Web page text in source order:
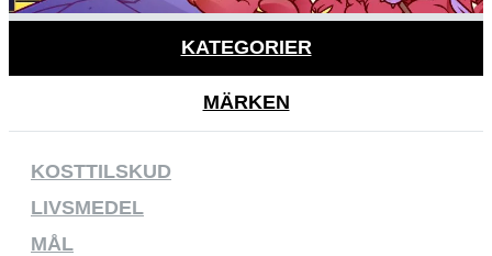
KATEGORIER
MÄRKEN
KOSTTILSKUD
LIVSMEDEL
MÅL